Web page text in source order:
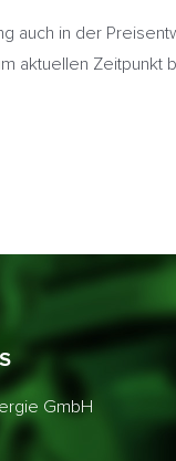
in der
aktuellen Zeitpunkt
GmbH